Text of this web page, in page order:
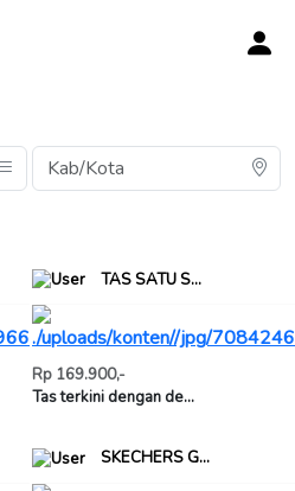
TAS SATU S...
Rp 169.900,-
Tas terkini dengan de...
SKECHERS G...